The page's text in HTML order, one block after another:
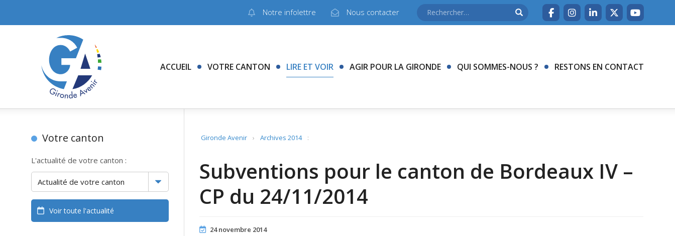
Notre infolettre Nous contacter
ACCUEIL VOTRE CANTON LIRE ET VOIR AGIR POUR LA GIRONDE QUI SOMMES-NOUS ? RESTONS EN CONTACT
Gironde Avenir › Archives 2014 :
Subventions pour le canton de Bordeaux IV –
CP du 24/11/2014
24 novembre 2014
Votre canton
L'actualité de votre canton :
Voir toute l'actualité